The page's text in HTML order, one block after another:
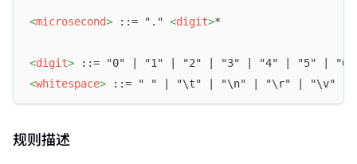
<microsecond> ::= "." <digit>*
<digit> ::= "0" | "1" | "2" | "3" | "4" | "5" |
<whitespace> ::= " " | "\t" | "\n" | "\r" | "\v" |
规则描述